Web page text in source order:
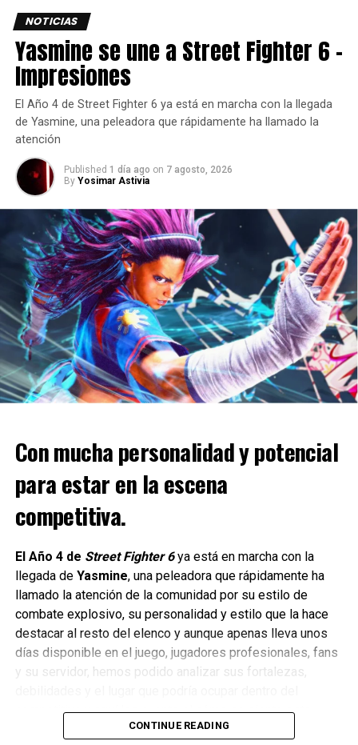
RELATED TOPICS: BANDAI NAMCO
JUMP FORCE
SHONEN JUMP
UP NEXT
La versión femenina de Iori Yagami llegará a
SNK Heroines: Tag Team Frenzy
DON'T MISS
El General Grievous llegará a Star Wars
Battlefront II
Yosimar Astivia
NOTICIAS
Yasmine se une a Street Fighter 6 –
Impresiones
El Año 4 de Street Fighter 6 ya está en marcha con la llegada
de Yasmine, una peleadora que rápidamente ha llamado la
atención
Published 1 día ago on 7 agosto, 2026
By Yosimar Astivia
Con mucha personalidad y potencial
para estar en la escena
competitiva.
El Año 4 de Street Fighter 6ya está en marcha con la
llegada de Yasmine, una peleadora que rápidamente ha
llamado la atención de la comunidad por su estilo de
combate explosivo, su personalidad y estilo que la hace
destacar al resto del elenco y aunque apenas lleva unos
días disponible en el juego, jugadores profesionales, fans
y su servidor, hemos podido analizar sus fortalezas,
competitivo y aquí les cuento el cómo se siente esta
CONTINUE READING